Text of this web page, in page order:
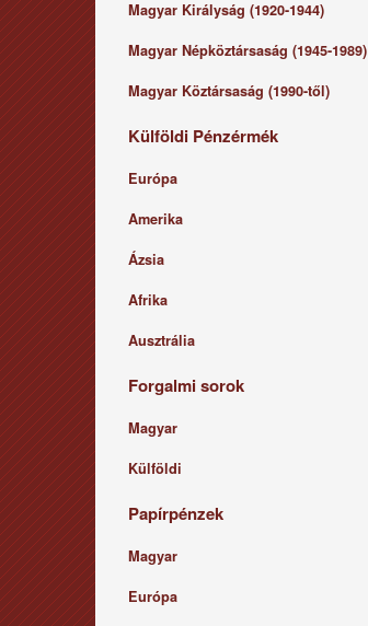
Magyar Királyság (1920-1944)
Magyar Népköztársaság (1945-1989)
Magyar Köztársaság (1990-től)
Külföldi Pénzérmék
Európa
Amerika
Ázsia
Afrika
Ausztrália
Forgalmi sorok
Magyar
Külföldi
Papírpénzek
Magyar
Európa